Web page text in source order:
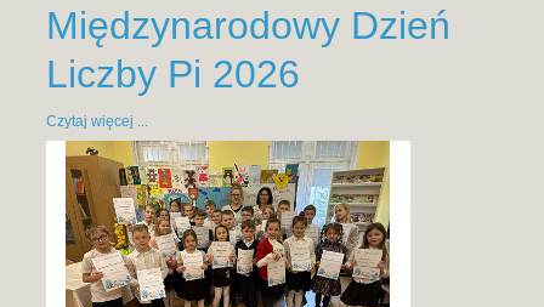
Międzynarodowy Dzień
Liczby Pi 2026
Czytaj więcej ...